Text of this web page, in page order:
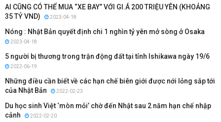
AI CŨNG CÓ THỂ MUA “XE BAY” VỚI GI.Á 200 TRIỆU YÊN (KHOẢNG
35 TỶ VND)
2023-04-18
Nóng : Nhật Bản quyết định chi 1 nghìn tỷ yên mở sòng ở Osaka
2023-04-18
5 người bị thương trong trận động đất tại tỉnh Ishikawa ngày 19/6
2022-06-19
Những điều cần biết về các hạn chế biên giới được nới lỏng sắp tới
của Nhật Bản
2022-02-23
Du học sinh Việt ‘mòn mỏi’ chờ đến Nhật sau 2 năm hạn chế nhập
cảnh
2022-02-20